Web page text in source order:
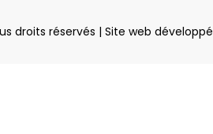
droits réservés | Site web